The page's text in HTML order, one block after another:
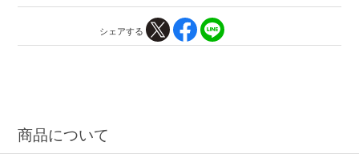
シェアする
商品について